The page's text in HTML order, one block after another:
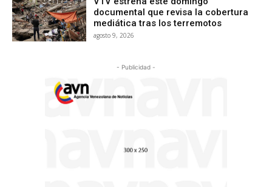
documental que revisa la cobertura
mediática tras los terremotos
agosto 9, 2026
- Publicidad -